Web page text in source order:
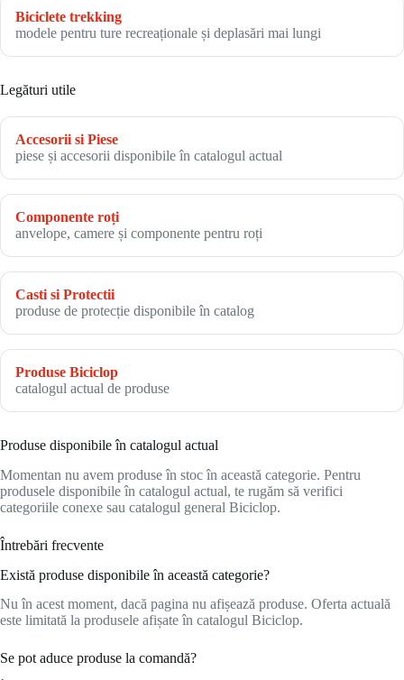
Biciclete trekking
modele pentru ture recreaționale și deplasări mai lungi
Legături utile
Accesorii si Piese
piese și accesorii disponibile în catalogul actual
Componente roți
anvelope, camere și componente pentru roți
Casti si Protectii
produse de protecție disponibile în catalog
Produse Biciclop
catalogul actual de produse
Produse disponibile în catalogul actual
Momentan nu avem produse în stoc în această categorie. Pentru
produsele disponibile în catalogul actual, te rugăm să verifici
categoriile conexe sau catalogul general Biciclop.
Întrebări frecvente
Există produse disponibile în această categorie?
Nu în acest moment, dacă pagina nu afișează produse. Oferta actuală
este limitată la produsele afișate în catalogul Biciclop.
Se pot aduce produse la comandă?